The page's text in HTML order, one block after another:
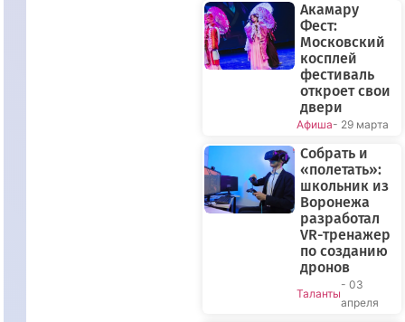
Акамару
Фест:
Московский
косплей
фестиваль
откроет свои
двери
Афиша- 29 марта
Собрать и
«полетать»:
школьник из
Воронежа
разработал
VR-тренажер
по созданию
дронов
Таланты
- 03
апреля